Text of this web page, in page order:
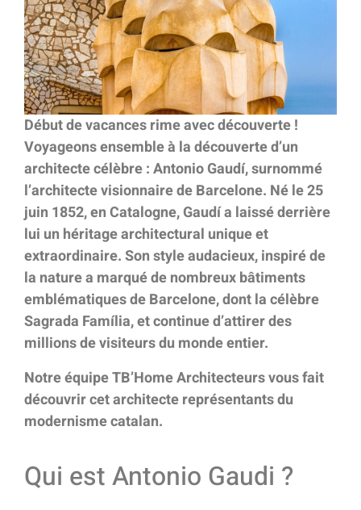
Début de vacances rime avec découverte !
Voyageons ensemble à la découverte d’un
architecte célèbre : Antonio Gaudí, surnommé
l’architecte visionnaire de Barcelone. Né le 25
juin 1852, en Catalogne, Gaudí a laissé derrière
lui un héritage architectural unique et
extraordinaire. Son style audacieux, inspiré de
la nature a marqué de nombreux bâtiments
emblématiques de Barcelone, dont la célèbre
Sagrada Família, et continue d’attirer des
millions de visiteurs du monde entier.
Notre équipe TB’Home Architecteurs vous fait
découvrir cet architecte représentants du
modernisme catalan.
Qui est Antonio Gaudi ?